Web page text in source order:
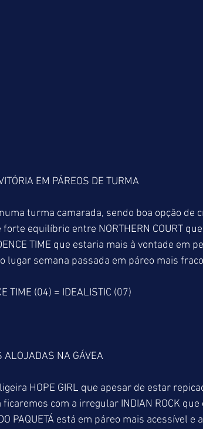
EM PÁREOS DE TURMA
turma camarada, sendo boa opção de
equilíbrio entre NORTHERN COURT
TIME que estaria mais à vontade em
lugar semana passada em páreo mais
TIME (04) = IDEALISTIC (07)
ALOJADAS NA GÁVEA
HOPE GIRL que apesar de estar
com a irregular INDIAN ROCK
PAQUETÁ está em páreo mais acessível e